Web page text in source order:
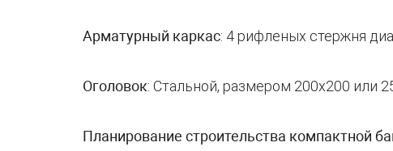
Арматурный каркас: 4 рифленых стержня
Оголовок: Стальной, размером 200х200 или
Планирование строительства компактной